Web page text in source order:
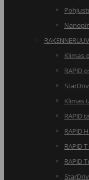
Klimas
RAPID
Klimas
RAPID
RAPID
RAPID
RAPID